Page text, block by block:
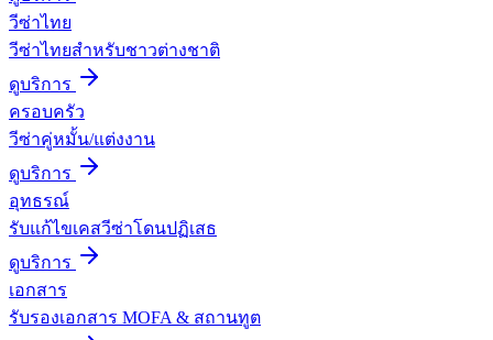
วีซ่าไทย
วีซ่าไทยสำหรับชาวต่างชาติ
ดูบริการ
ครอบครัว
วีซ่าคู่หมั้น/แต่งงาน
ดูบริการ
อุทธรณ์
รับแก้ไขเคสวีซ่าโดนปฏิเสธ
ดูบริการ
เอกสาร
รับรองเอกสาร MOFA & สถานทูต